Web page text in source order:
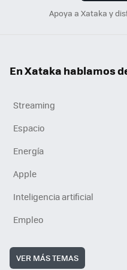
Apoya a Xataka y
En Xataka hablamos
Streaming
Espacio
Energía
Apple
Inteligencia artificial
Empleo
VER MÁS TEMAS